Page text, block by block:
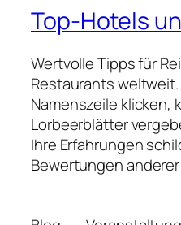
Top-Hotels
Wertvolle Tipps für
Restaurants weltweit.
Namenszeile klicken,
Lorbeerblätter
Ihre Erfahrungen
Bewertungen